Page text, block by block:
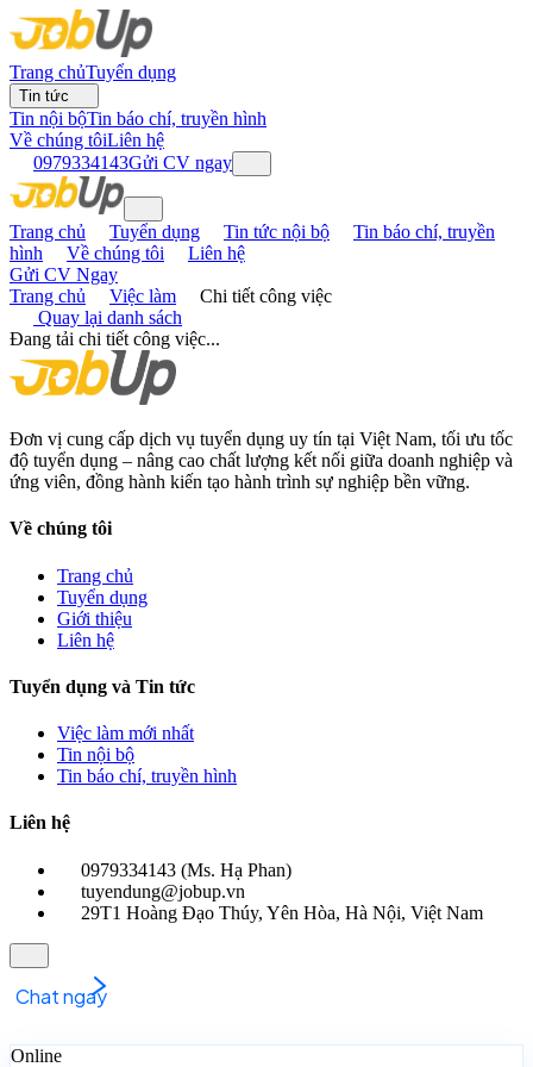
Trang chủTuyển dụng
Tin tức
Tin nội bộTin báo chí, truyền hình
Về chúng tôiLiên hệ
0979334143Gửi CV ngay
Trang chủ Tuyển dụng Tin tức nội bộ
Tin báo chí, truyền
hình
Về chúng tôi
Liên hệ
Gửi CV Ngay
Trang chủ
Việc làm
Chi tiết công việc
Quay lại danh sách
Đang tải chi tiết công việc...
Đơn vị cung cấp dịch vụ tuyển dụng uy tín tại Việt Nam, tối ưu tốc
độ tuyển dụng – nâng cao chất lượng kết nối giữa doanh nghiệp và
ứng viên, đồng hành kiến tạo hành trình sự nghiệp bền vững.
Về chúng tôi
Trang chủ
Tuyển dụng
Giới thiệu
Liên hệ
Tuyển dụng và Tin tức
Việc làm mới nhất
Tin nội bộ
Tin báo chí, truyền hình
Liên hệ
0979334143 (Ms. Hạ Phan)
tuyendung@jobup.vn
29T1 Hoàng Đạo Thúy, Yên Hòa, Hà Nội, Việt Nam
Chat ngay
Online